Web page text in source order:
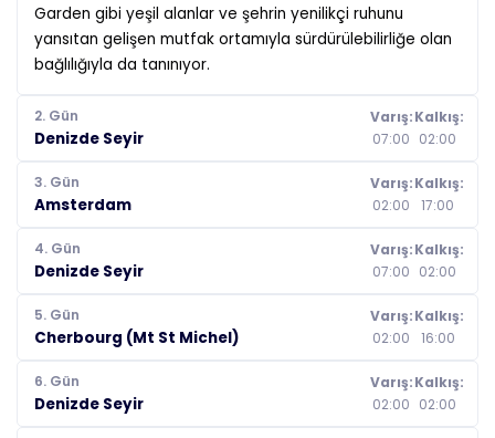
Garden gibi yeşil alanlar ve şehrin yenilikçi ruhunu
yansıtan gelişen mutfak ortamıyla sürdürülebilirliğe olan
bağlılığıyla da tanınıyor.
2. Gün
Denizde Seyir
Varış:
07:00
Kalkış:
02:00
3. Gün
Amsterdam
Varış:
02:00
Kalkış:
17:00
4. Gün
Denizde Seyir
Varış:
07:00
Kalkış:
02:00
5. Gün
Cherbourg (Mt St Michel)
Varış:
02:00
Kalkış:
16:00
6. Gün
Denizde Seyir
Varış:
02:00
Kalkış:
02:00